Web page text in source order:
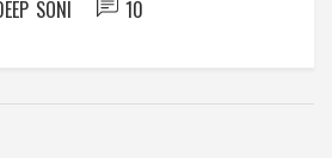
SONI 10